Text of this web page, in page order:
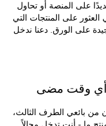
أو تحاول
المنتجات التي
الورق. دعنا ندخل
مضى
بائعي الطرف الثالث،